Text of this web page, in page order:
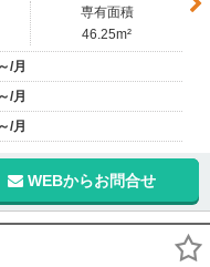
専有面積
46.25m²
/月
/月
/月
WEBからお問合せ